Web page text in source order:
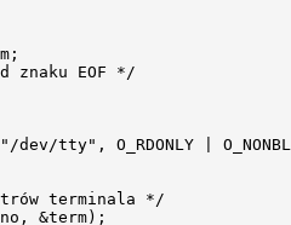
EOF */
tty", O_RDONLY |
terminala */
&term);